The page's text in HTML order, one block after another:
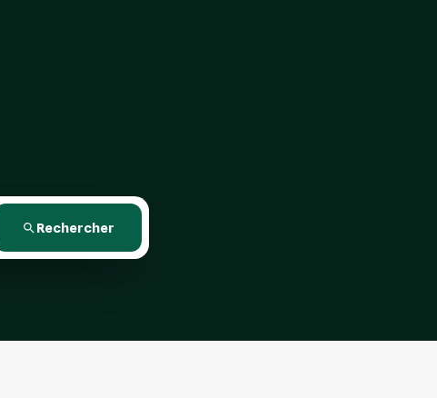
Rechercher